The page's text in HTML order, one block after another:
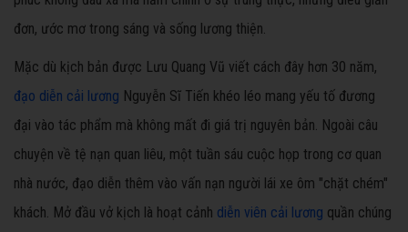
đơn, ước mơ trong sáng và sống lương thiện.
Mặc dù kịch bản được Lưu Quang Vũ viết cách đây hơn 30 năm,
đạo diễn cải lương Nguyễn Sĩ Tiến khéo léo mang yếu tố đương
đại vào tác phẩm mà không mất đi giá trị nguyên bản. Ngoài câu
chuyện về tệ nạn quan liêu, một tuần sáu cuộc họp trong cơ quan
nhà nước, đạo diễn thêm vào vấn nạn người lái xe ôm "chặt chém"
khách. Mở đầu vở kịch là hoạt cảnh diễn viên cải lương quần chúng